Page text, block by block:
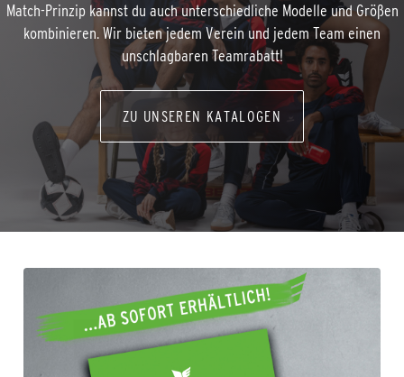
Match-Prinzip kannst du auch unterschiedliche Modelle und Größen
kombinieren. Wir bieten jedem Verein und jedem Team einen
unschlagbaren Teamrabatt!
ZU UNSEREN KATALOGEN